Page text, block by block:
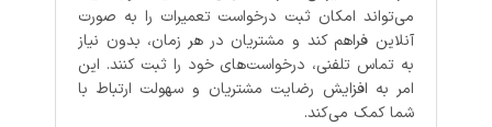
می‌تواند امکان ثبت درخواست تعمیرات را به صورت
آنلاین فراهم کند و مشتریان در هر زمان، بدون نیاز
به تماس تلفنی، درخواست‌های خود را ثبت کنند. این
امر به افزایش رضایت مشتریان و سهولت ارتباط با
شما کمک می‌کند.